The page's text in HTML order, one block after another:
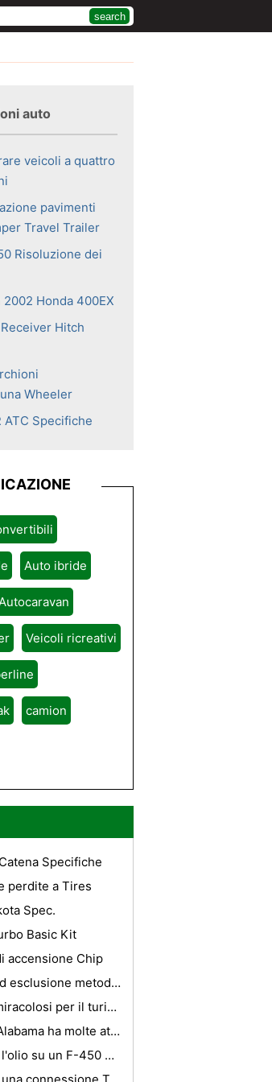
auto
veicoli a quattro
pavimenti
Travel Trailer
Risoluzione dei
Honda 400EX
Hitch
Wheeler
ATC Specifiche
Auto ibride
Veicoli ricreativi
camion
Specifiche
perdite a Tires
Spec.
Basic Kit
accensione Chip
Difetti comuni ed esclusione metodo di auto
Quattro luoghi miracolosi per il turismo in Giappone
Orange Beach, Alabama ha molte attrazioni Turismo
Come cambiare l'olio su un F-450 Diesel Ford